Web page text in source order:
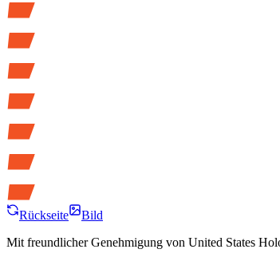
Rückseite
Bild
Mit freundlicher Genehmigung von United States